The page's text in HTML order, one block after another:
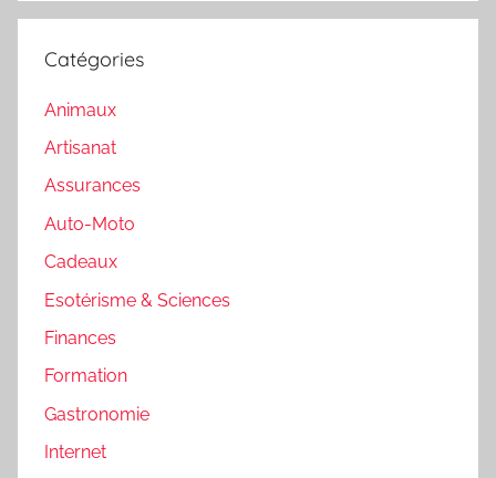
Catégories
Animaux
Artisanat
Assurances
Auto-Moto
Cadeaux
Esotérisme & Sciences
Finances
Formation
Gastronomie
Internet